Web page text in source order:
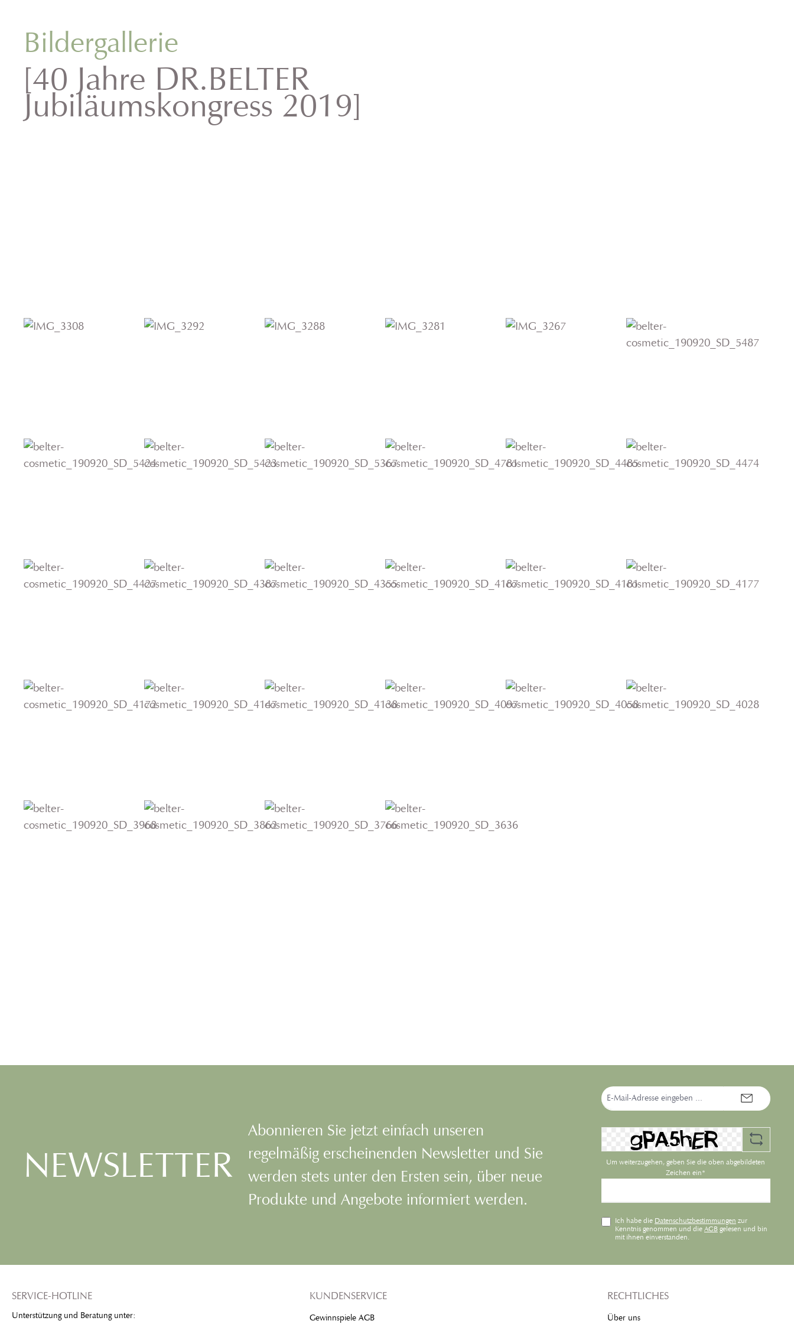
Bildergallerie
[40 Jahre DR.BELTER
Jubiläumskongress 2019]
NEWSLETTER
Abonnieren Sie jetzt einfach unseren
regelmäßig erscheinenden Newsletter und Sie
werden stets unter den Ersten sein, über neue
Produkte und Angebote informiert werden.
E-
Mail-
Adresse*
Um weiterzugehen, geben Sie die oben abgebildeten
Zeichen ein*
Ich habe die Datenschutzbestimmungen zur
Kenntnis genommen und dieAGBgelesen und bin
mit ihnen einverstanden.
SERVICE-HOTLINE
Unterstützung und Beratung unter:
KUNDENSERVICE
Gewinnspiele AGB
RECHTLICHES
Über uns